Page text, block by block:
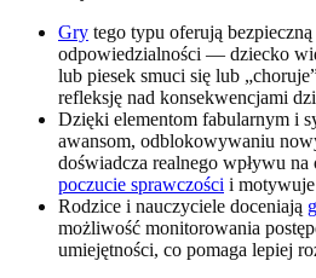
Gry tego typu oferują
odpowiedzialności — dziecko
lub piesek smuci się lub
refleksję nad konsekwencjami
Dzięki elementom fabularnym i
awansom, odblokowywaniu
doświadcza realnego wpływu
poczucie sprawczości i
Rodzice i nauczyciele doceniają
możliwość monitorowania
umiejętności, co pomaga lepiej